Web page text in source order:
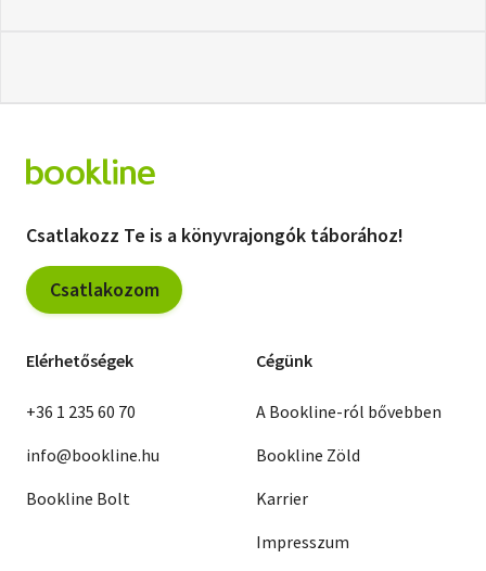
Csatlakozz Te is a könyvrajongók táborához!
Csatlakozom
Elérhetőségek
+36 1 235 60 70
info@bookline.hu
Bookline Bolt
Cégünk
A Bookline-ról bővebben
Bookline Zöld
Karrier
Impresszum